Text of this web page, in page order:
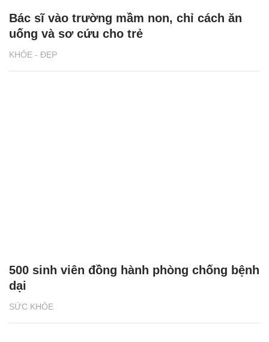
KHỎE - ĐẸP
Bác sĩ vào trường mầm non, chỉ cách ăn
uống và sơ cứu cho trẻ
SỨC KHỎE
500 sinh viên đồng hành phòng chống bệnh
dại